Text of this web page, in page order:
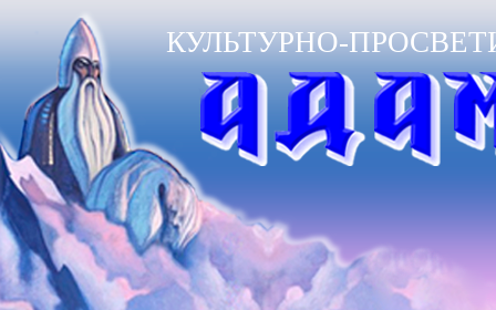
КУЛЬТУРНО-